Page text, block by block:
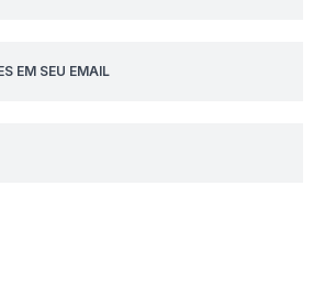
EM SEU EMAIL